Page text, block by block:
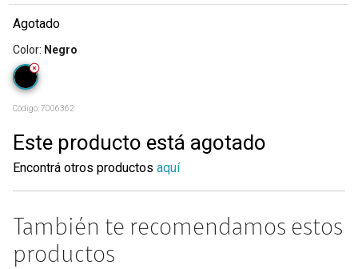
Agotado
Color: Negro
Código:7006362
Este producto está agotado
Encontrá otros productos aquí
También te recomendamos estos
productos